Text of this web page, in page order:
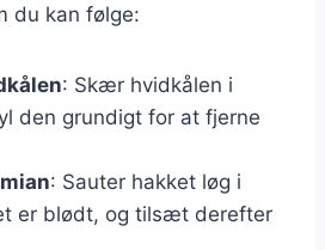
du kan følge:
: Skær hvidkålen i
den grundigt for at fjerne
: Sauter hakket løg i
er blødt, og tilsæt derefter